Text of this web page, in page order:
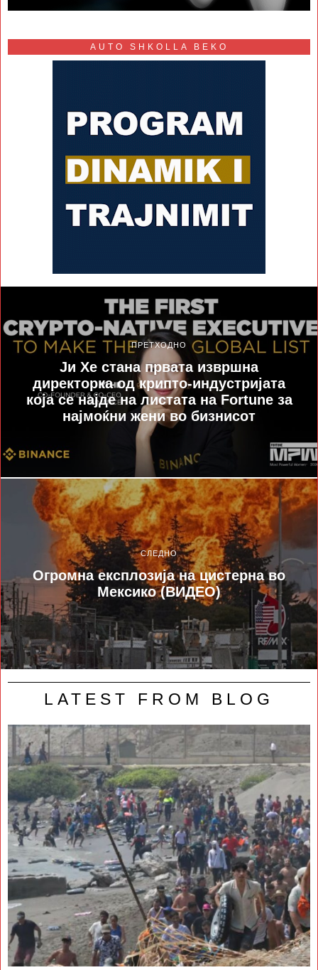
AUTO SHKOLLA BEKO
ПРЕТХОДНО
Ји Хе стана првата извршна
директорка од крипто-индустријата
која се најде на листата на Fortune за
најмоќни жени во бизнисот
СЛЕДНО
Огромна експлозија на цистерна во
Мексико (ВИДЕО)
LATEST FROM BLOG